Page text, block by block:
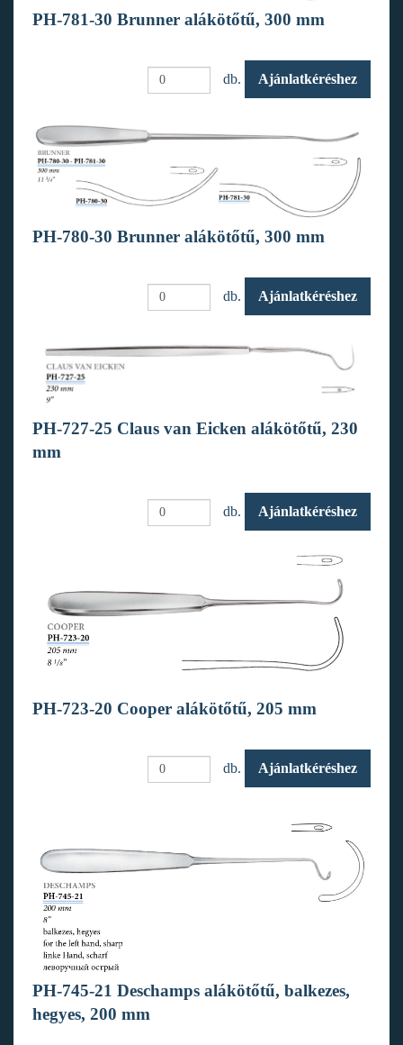
PH-781-30 Brunner alákötőtű, 300 mm
db. Ajánlatkéréshez
PH-780-30 Brunner alákötőtű, 300 mm
db. Ajánlatkéréshez
PH-727-25 Claus van Eicken alákötőtű, 230
mm
db. Ajánlatkéréshez
PH-723-20 Cooper alákötőtű, 205 mm
db. Ajánlatkéréshez
PH-745-21 Deschamps alákötőtű, balkezes,
hegyes, 200 mm